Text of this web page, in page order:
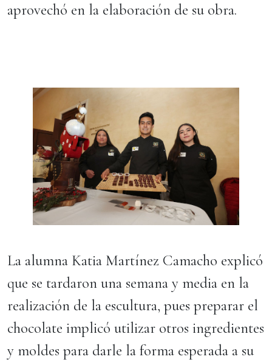
aprovechó en la elaboración de su obra.
La alumna Katia Martínez Camacho explicó
que se tardaron una semana y media en la
realización de la escultura, pues preparar el
chocolate implicó utilizar otros ingredientes
y moldes para darle la forma esperada a su